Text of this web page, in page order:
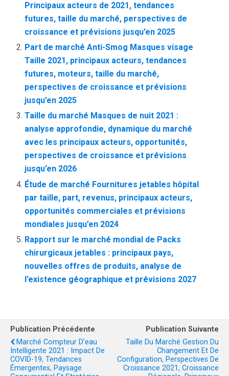
Principaux acteurs de 2021, tendances
futures, taille du marché, perspectives de
croissance et prévisions jusqu’en 2025
Part de marché Anti-Smog Masques visage
Taille 2021, principaux acteurs, tendances
futures, moteurs, taille du marché,
perspectives de croissance et prévisions
jusqu’en 2025
Taille du marché Masques de nuit 2021 :
analyse approfondie, dynamique du marché
avec les principaux acteurs, opportunités,
perspectives de croissance et prévisions
jusqu’en 2026
Étude de marché Fournitures jetables hôpital
par taille, part, revenus, principaux acteurs,
opportunités commerciales et prévisions
mondiales jusqu’en 2024
Rapport sur le marché mondial de Packs
chirurgicaux jetables : principaux pays,
nouvelles offres de produits, analyse de
l’existence géographique et prévisions 2027
Publication Précédente
Marché Compteur D’eau
Intelligente 2021 : Impact De
COVID-19, Tendances
Émergentes, Paysage
Publication Suivante
Taille Du Marché Gestion Du
Changement Et De
Configuration, Perspectives De
Croissance 2021, Croissance